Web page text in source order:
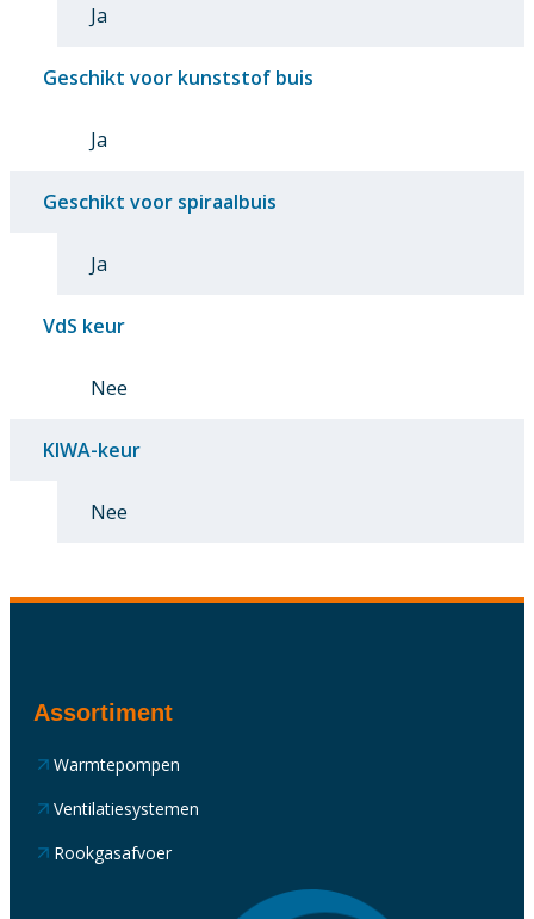
Ja
Geschikt voor kunststof buis
Ja
Geschikt voor spiraalbuis
Ja
VdS keur
Nee
KIWA-keur
Nee
Assortiment
Warmtepompen
Ventilatiesystemen
Rookgasafvoer